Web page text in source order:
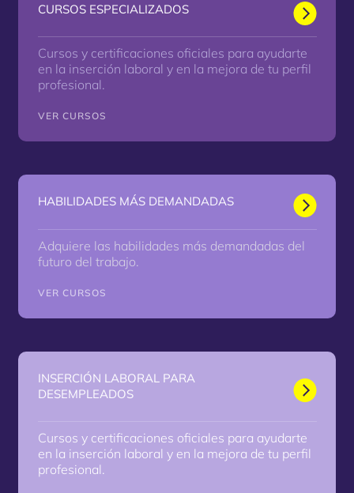
CURSOS ESPECIALIZADOS
Cursos y certificaciones oficiales para ayudarte
en la inserción laboral y en la mejora de tu perfil
profesional.
VER CURSOS
HABILIDADES MÁS DEMANDADAS
Adquiere las habilidades más demandadas del
futuro del trabajo.
VER CURSOS
INSERCIÓN LABORAL PARA
DESEMPLEADOS
Cursos y certificaciones oficiales para ayudarte
en la inserción laboral y en la mejora de tu perfil
profesional.